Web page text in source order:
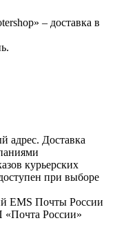
– доставка в
адрес. Доставка
курьерских
при выборе
EMS Почты России
«Почта России»